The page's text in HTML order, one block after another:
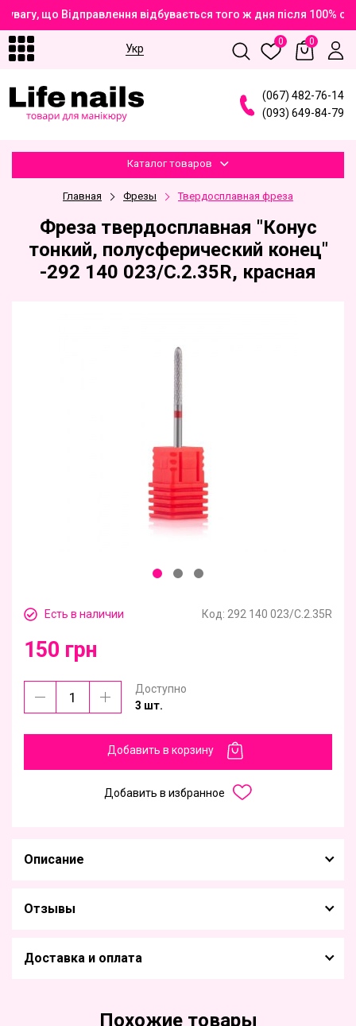
що Відправлення відбувається того ж дня після
Укр
0 0
(067) 482-76-14
(093) 649-84-79
Каталог товаров
Главная Фрезы Твердосплавная фреза
Фреза твердосплавная "Конус
тонкий, полусферический конец"
-292 140 023/C.2.35R, красная
Есть в наличии Код: 292 140 023/C.2.35R
150 грн
Доступно
3 шт.
Добавить в корзину
Добавить в избранное
Описание
Отзывы
Доставка и оплата
Похожие товары